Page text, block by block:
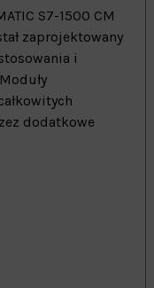
S7-1500 CM
zaprojektowany
i
dodatkowe